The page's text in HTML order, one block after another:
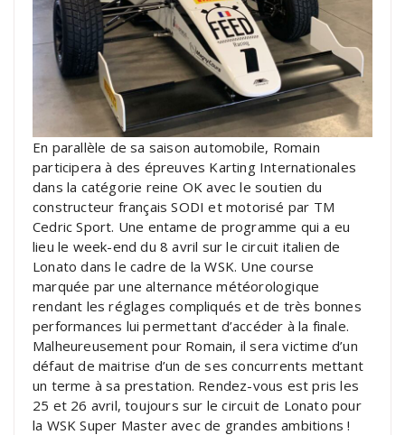
En parallèle de sa saison automobile, Romain
participera à des épreuves Karting Internationales
dans la catégorie reine OK avec le soutien du
constructeur français SODI et motorisé par TM
Cedric Sport. Une entame de programme qui a eu
lieu le week-end du 8 avril sur le circuit italien de
Lonato dans le cadre de la WSK. Une course
marquée par une alternance météorologique
rendant les réglages compliqués et de très bonnes
performances lui permettant d’accéder à la finale.
Malheureusement pour Romain, il sera victime d’un
défaut de maitrise d’un de ses concurrents mettant
un terme à sa prestation. Rendez-vous est pris les
25 et 26 avril, toujours sur le circuit de Lonato pour
la WSK Super Master avec de grandes ambitions !